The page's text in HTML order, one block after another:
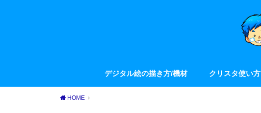
デジタル絵の描き方/機材 クリスタ使い方
HOME